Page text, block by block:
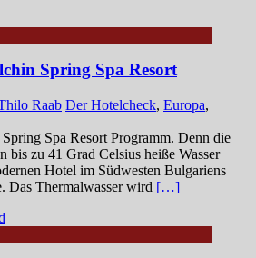
Spring Spa Resort
Raab Der Hotelcheck, Europa,
Spa Resort Programm. Denn die
bis zu 41 Grad Celsius heiße Wasser
Hotel im Südwesten Bulgariens
Das Thermalwasser wird […]